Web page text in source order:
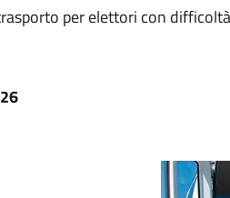
per elettori con difficoltà